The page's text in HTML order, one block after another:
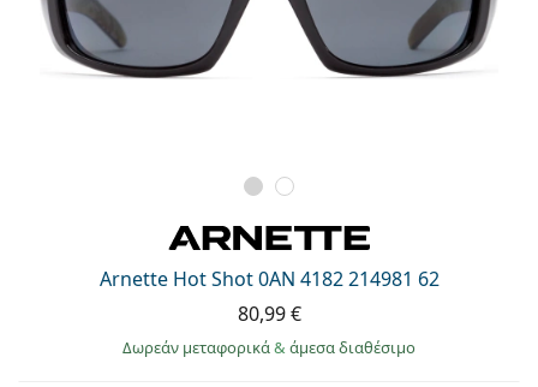
Arnette Hot Shot 0AN 4182 214981 62
80,99 €
Δωρεάν μεταφορικά& άμεσα διαθέσιμο